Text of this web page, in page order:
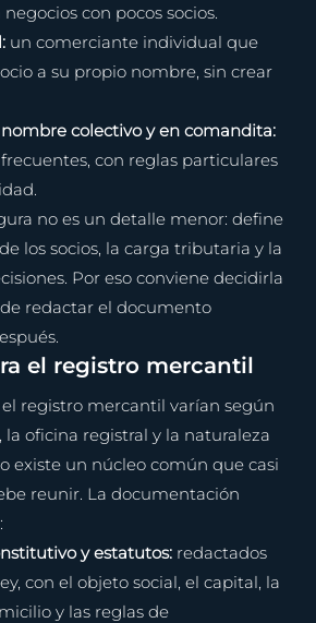
con pocos socios.
un comerciante individual que
a su propio nombre, sin crear
colectivo y en comandita:
con reglas particulares
no es un detalle menor: define
los socios, la carga tributaria y la
Por eso conviene decidirla
redactar el documento
el registro mercantil
registro mercantil varían según
la oficina registral y la naturaleza
existe un núcleo común que casi
reunir. La documentación
y estatutos: redactados
con el objeto social, el capital, la
y las reglas de